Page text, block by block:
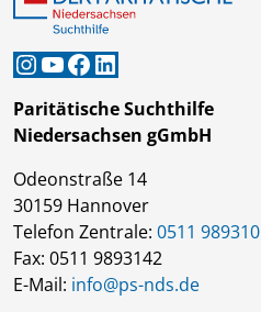
Instagram
YouTube
Facebook
LinkedIn
Paritätische Suchthilfe
Niedersachsen gGmbH
Odeonstraße 14
30159 Hannover
Telefon Zentrale: 0511 989310
Fax: 0511 9893142
E-Mail: info@ps-nds.de